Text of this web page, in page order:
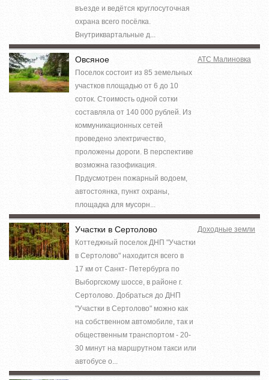
въезде и ведётся круглосуточная
охрана всего посёлка.
Внутриквартальные д...
Овсяное
Поселок состоит из 85 земельных
участков площадью от 6 до 10
соток. Стоимость одной сотки
составляла от 140 000 рублей. Из
коммуникационных сетей
проведено электричество,
проложены дороги. В перспективе
возможна газофикация.
Прдусмотрен пожарный водоем,
автостоянка, пункт охраны,
площадка для мусорн...
АТС Малиновка
Участки в Сертолово
Коттеджный поселок ДНП "Участки
в Сертолово" находится всего в
17 км от Санкт- Петербурга по
Выборгскому шоссе, в районе г.
Сертолово. Добраться до ДНП
"Участки в Сертолово" можно как
на собственном автомобиле, так и
общественным транспортом - 20-
30 минут на маршрутном такси или
автобусе о...
Доходные земли